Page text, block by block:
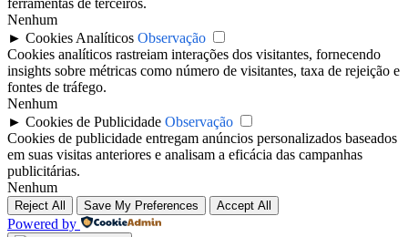
ferramentas de terceiros.
Nenhum
► Cookies Analíticos Observação
Cookies analíticos rastreiam interações dos visitantes, fornecendo
insights sobre métricas como número de visitantes, taxa de rejeição e
fontes de tráfego.
Nenhum
► Cookies de Publicidade Observação
Cookies de publicidade entregam anúncios personalizados baseados
em suas visitas anteriores e analisam a eficácia das campanhas
publicitárias.
Nenhum
Reject All Save My Preferences Accept All
Powered by